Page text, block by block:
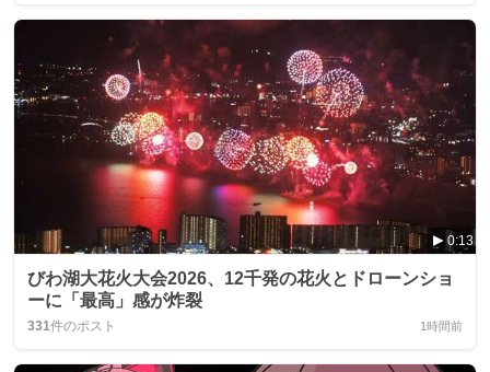
0:13
びわ湖大花火大会2026、12千発の花火とドローンショ
ーに「最高」感が炸裂
331件のポスト 1時間前